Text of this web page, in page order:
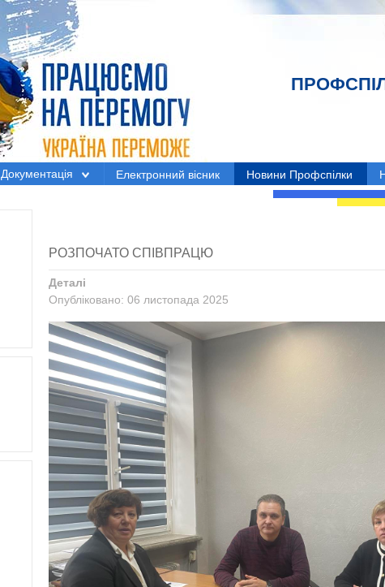
Документація Електронний вісник Новини Профспілки
РОЗПОЧАТО СПІВПРАЦЮ
Деталі
Опубліковано: 06 листопада 2025